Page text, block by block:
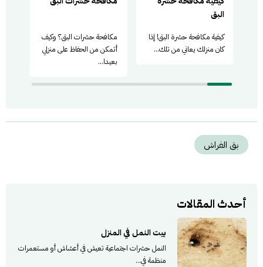
البق
كيفية مكافحة حشرة البق! إذا
كان منزلك يعاني من تلك...
مكافحة حشرات البق؟ وكيف
أتمكن من الحفاظ على منزلي
بعيدا...
بق الفراش
أحدث المقالات
بيت النمل في المنزل
النمل حشرات اجتماعية تعيش في أعشاش أو مستعمرات
منظمة في...